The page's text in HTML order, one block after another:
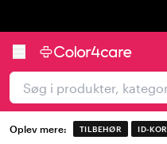
Oplev mere: TILBEHØR ID-